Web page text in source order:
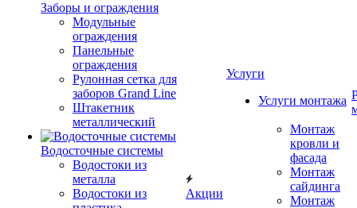
Заборы и ограждения
Модульные
ограждения
Панельные
ограждения
Рулонная сетка для
заборов Grand Line
Штакетник
металлический
Водосточные системы
Водостоки из
металла
Водостоки из
Акции
Услуги
Услуги монтажа
Монтаж
кровли и
фасада
Монтаж
сайдинга
Монтаж